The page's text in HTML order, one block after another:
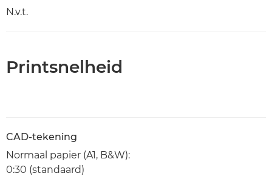
N.v.t.
Printsnelheid
CAD-tekening
Normaal papier (A1, B&W):
0:30 (standaard)